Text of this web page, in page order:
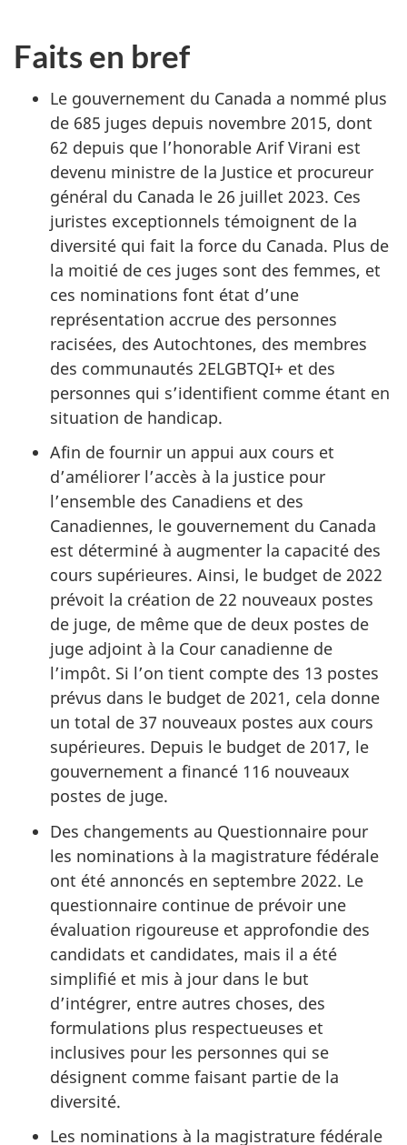
Faits en bref
Le gouvernement du Canada a nommé plus
de 685 juges depuis novembre 2015, dont
62 depuis que l’honorable Arif Virani est
devenu ministre de la Justice et procureur
général du Canada le 26 juillet 2023. Ces
juristes exceptionnels témoignent de la
diversité qui fait la force du Canada. Plus de
la moitié de ces juges sont des femmes, et
ces nominations font état d’une
représentation accrue des personnes
racisées, des Autochtones, des membres
des communautés 2ELGBTQI+ et des
personnes qui s’identifient comme étant en
situation de handicap.
Afin de fournir un appui aux cours et
d’améliorer l’accès à la justice pour
l’ensemble des Canadiens et des
Canadiennes, le gouvernement du Canada
est déterminé à augmenter la capacité des
cours supérieures. Ainsi, le budget de 2022
prévoit la création de 22 nouveaux postes
de juge, de même que de deux postes de
juge adjoint à la Cour canadienne de
l’impôt. Si l’on tient compte des 13 postes
prévus dans le budget de 2021, cela donne
un total de 37 nouveaux postes aux cours
supérieures. Depuis le budget de 2017, le
gouvernement a financé 116 nouveaux
postes de juge.
Des changements au Questionnaire pour
les nominations à la magistrature fédérale
ont été annoncés en septembre 2022. Le
questionnaire continue de prévoir une
évaluation rigoureuse et approfondie des
candidats et candidates, mais il a été
simplifié et mis à jour dans le but
d’intégrer, entre autres choses, des
formulations plus respectueuses et
inclusives pour les personnes qui se
désignent comme faisant partie de la
diversité.
Les nominations à la magistrature fédérale